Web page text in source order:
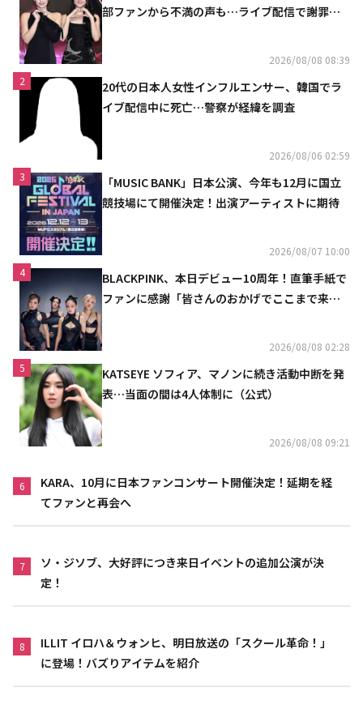
部ファンから不満の声も…ライブ配信で謝罪
2026/08/08 08:39
2
20代の日本人女性インフルエンサー、韓国でラ
イブ配信中に死亡…警察が経緯を調査
2026/08/06 02:59
3
「MUSIC BANK」日本公演、今年も12月に国立
競技場にて開催決定！出演アーティストに期待
2026/08/07 10:00
4
BLACKPINK、本日デビュー10周年！直筆手紙で
ファンに感謝「皆さんのおかげでここまで来ら
2026/08/08 02:28
5
KATSEYE ソフィア、マノンに続き活動中断を発
表…当面の間は4人体制に（公式）
2026/08/08 09:21
6
KARA、10月に日本ファンコンサート開催決定！延期を経
てファンと再会へ
7
ソ・ジソブ、大好評につき来日イベントの追加公演が決
定！
8
ILLIT イロハ＆ウォンヒ、明日放送の「スクール革命！」
に登場！バズりアイテムを紹介